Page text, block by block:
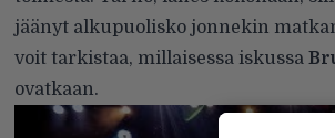
jäänyt alkupuolisko jonnekin
voit tarkistaa, millaisessa iskussa
ovatkaan.